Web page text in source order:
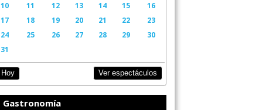
10
11 12 13 14 15
16
17
18 19 20 21 22
23
24
25 26 27 28 29
30
31
Hoy Ver espectáculos
Gastronomía